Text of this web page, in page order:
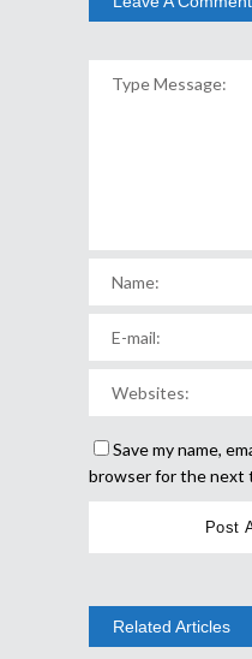
Save my name,
browser for the next
Related Articles